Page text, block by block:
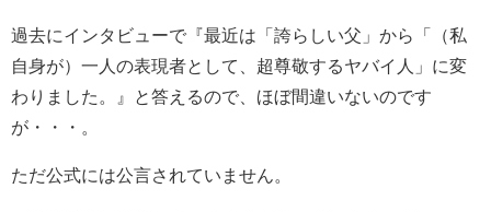
過去にインタビューで『最近は「誇らしい父」から「（私
自身が）一人の表現者として、超尊敬するヤバイ人」に変
わりました。』と答えるので、ほぼ間違いないのです
が・・・。
ただ公式には公言されていません。